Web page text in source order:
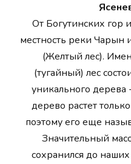
От Богутинских гор
местность реки Чарын
(Желтый лес).
(тугайный) лес
уникального дерева
дерево растет
поэтому его еще
Значительный
сохранился до